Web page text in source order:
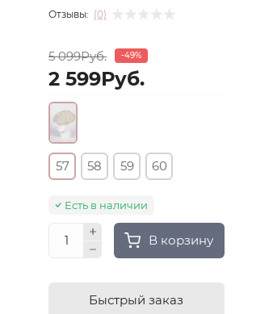
Отзывы: (0)
5 099Руб. -49%
2 599Руб.
57 58 59 60
Есть в наличии
В корзину
Быстрый заказ